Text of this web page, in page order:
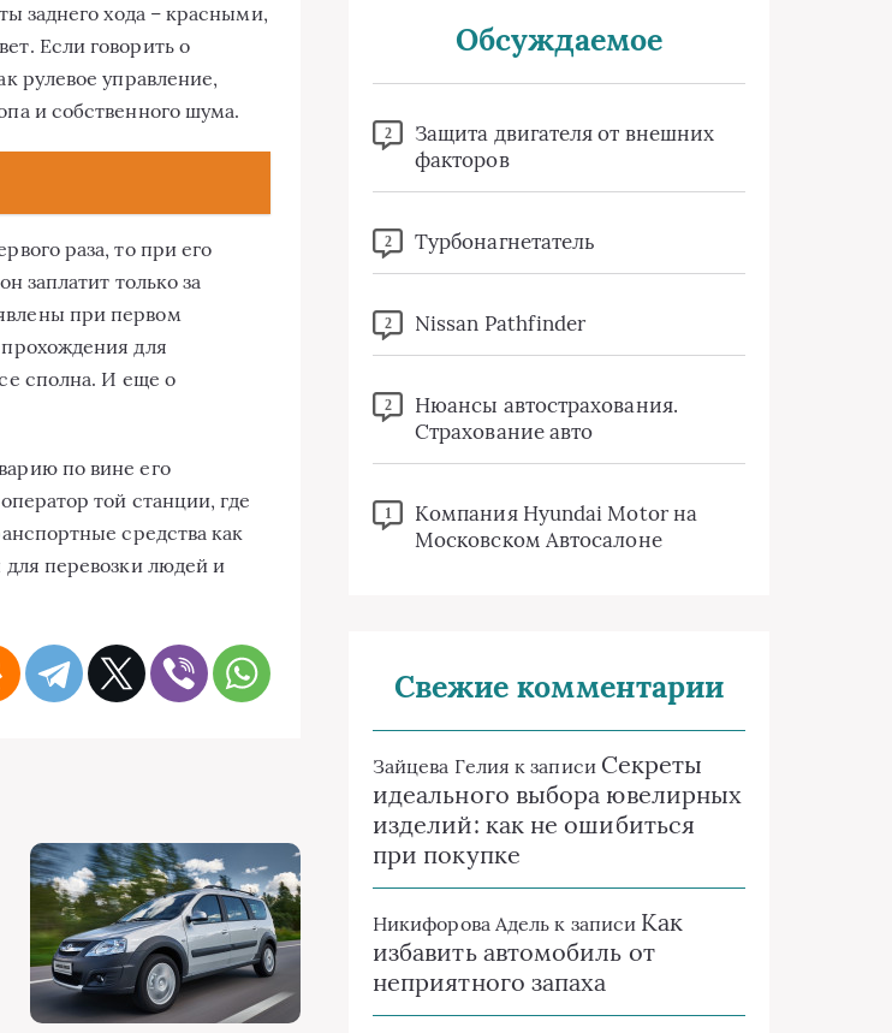
заднего хода – красными,
Если говорить о
рулевое управление,
и собственного шума.
раза, то при его
заплатит только за
при первом
для
сполна. И еще о
по вине его
той станции, где
средства как
для перевозки людей и
Обсуждаемое
2
Защита двигателя от внешних
факторов
2 Турбонагнетатель
2 Nissan Pathfinder
2
Нюансы автострахования.
Страхование авто
1
Компания Hyundai Motor на
Московском Автосалоне
Свежие комментарии
Зайцева Гелия к записи Секреты
идеального выбора ювелирных
изделий: как не ошибиться
при покупке
Никифорова Адель к записи Как
избавить автомобиль от
неприятного запаха